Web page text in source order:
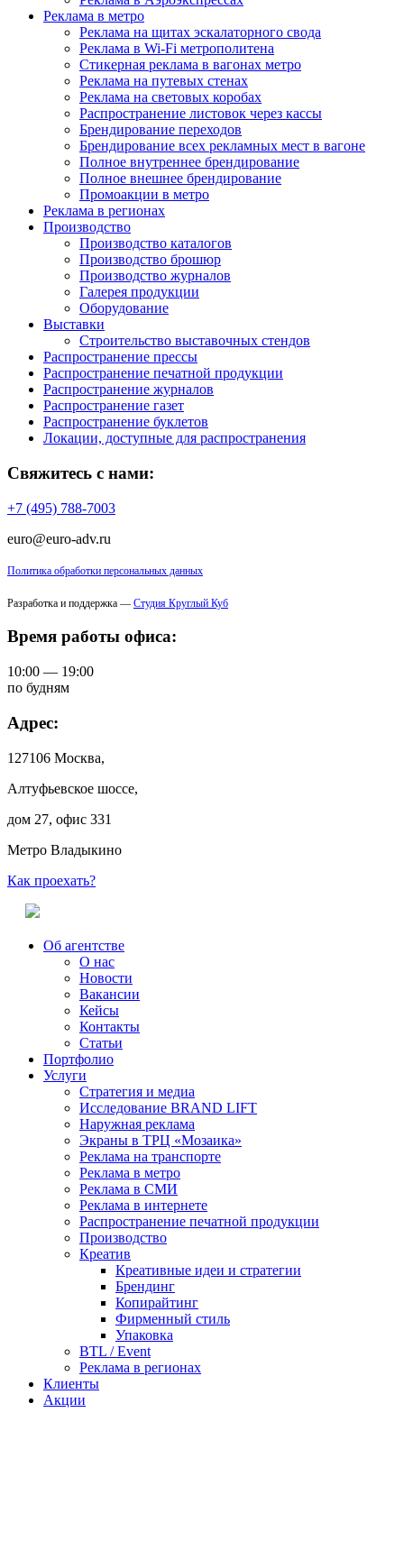
Реклама в метро
Реклама на щитах эскалаторного свода
Реклама в Wi-Fi метрополитена
Стикерная реклама в вагонах метро
Реклама на путевых стенах
Реклама на световых коробах
Распространение листовок через кассы
Брендирование переходов
Брендирование всех рекламных мест в вагоне
Полное внутреннее брендирование
Полное внешнее брендирование
Промоакции в метро
Реклама в регионах
Производство
Производство каталогов
Производство брошюр
Производство журналов
Галерея продукции
Оборудование
Выставки
Строительство выставочных стендов
Распространение прессы
Распространение печатной продукции
Распространение журналов
Распространение газет
Распространение буклетов
Локации, доступные для распространения
Свяжитесь с нами:
+7 (495) 788-7003
euro@euro-adv.ru
Политика обработки персональных данных
Разработка и поддержка — Студия Круглый Куб
Время работы офиса:
10:00 — 19:00
по будням
Адрес:
127106 Москва,
Алтуфьевское шоссе,
дом 27, офис 331
Метро Владыкино
Как проехать?
Об агентстве
О нас
Новости
Вакансии
Кейсы
Контакты
Статьи
Портфолио
Услуги
Стратегия и медиа
Исследование BRAND LIFT
Наружная реклама
Экраны в ТРЦ «Мозаика»
Реклама на транспорте
Реклама в метро
Реклама в СМИ
Реклама в интернете
Распространение печатной продукции
Производство
Креатив
Креативные идеи и стратегии
Брендинг
Копирайтинг
Фирменный стиль
Упаковка
BTL / Event
Реклама в регионах
Клиенты
Акции